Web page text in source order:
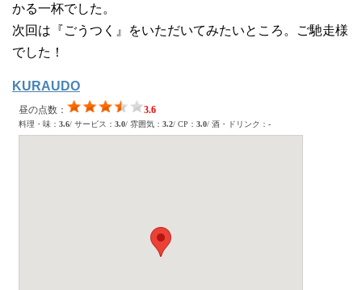
かる一杯でした。
次回は『ごうつく』をいただいてみたいところ。ご馳走様
でした！
KURAUDO